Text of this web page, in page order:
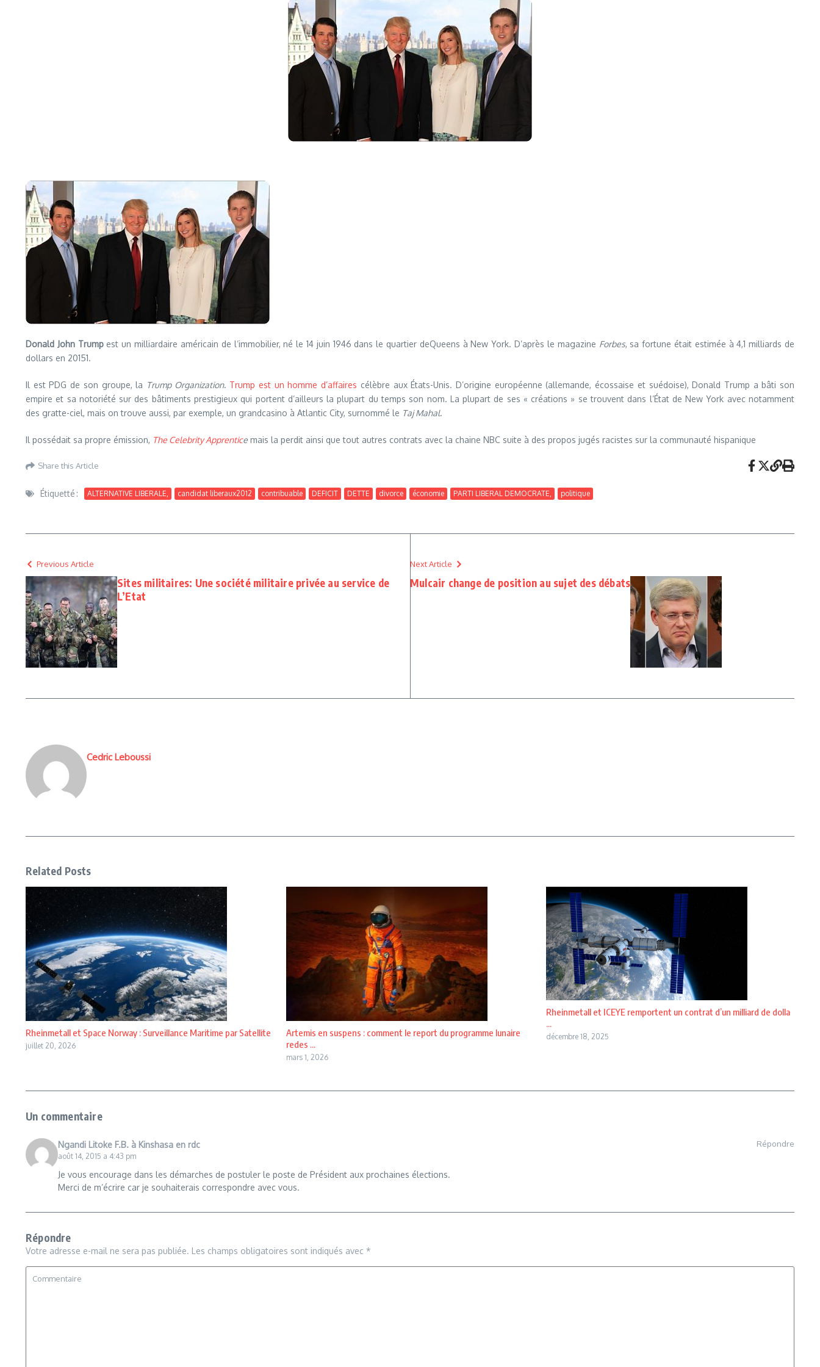
Donald John Trumpest un milliardaire américain de l’immobilier, né le 14 juin 1946 dans le quartier deQueens à New York. D’après le magazine Forbes, sa fortune était estimée à 4,1 milliards de
dollars en 20151.
Il est PDG de son groupe, la Trump Organization. Trump est un homme d’affaires célèbre aux États-Unis. D’origine européenne (allemande, écossaise et suédoise), Donald Trump a bâti son
empire et sa notoriété sur des bâtiments prestigieux qui portent d’ailleurs la plupart du temps son nom. La plupart de ses « créations » se trouvent dans l’État de New York avec notamment
des gratte-ciel, mais on trouve aussi, par exemple, un grandcasino à Atlantic City, surnommé le Taj Mahal.
Il possédait sa propre émission, The Celebrity Apprentice mais la perdit ainsi que tout autres contrats avec la chaine NBC suite à des propos jugés racistes sur la communauté hispanique
Share this Article
Étiquetté : ALTERNATIVE LIBERALE, candidat liberaux2012 contribuable DEFICIT DETTE divorce économie PARTI LIBERAL DEMOCRATE, politique
Previous Article
Sites militaires: Une société militaire privée au service de
L’Etat
Next Article
Mulcair change de position au sujet des débats
Cedric Leboussi
Related Posts
Rheinmetall et Space Norway : Surveillance Maritime par Satellite
juillet 20, 2026
Artemis en suspens : comment le report du programme lunaire
redes ...
mars 1, 2026
Rheinmetall et ICEYE remportent un contrat d’un milliard de dolla
...
décembre 18, 2025
Un commentaire
Ngandi Litoke F.B. à Kinshasa en rdc
août 14, 2015 a 4:43 pm
Répondre
Je vous encourage dans les démarches de postuler le poste de Président aux prochaines élections.
Merci de m’écrire car je souhaiterais correspondre avec vous.
Répondre
Votre adresse e-mail ne sera pas publiée. Les champs obligatoires sont indiqués avec *